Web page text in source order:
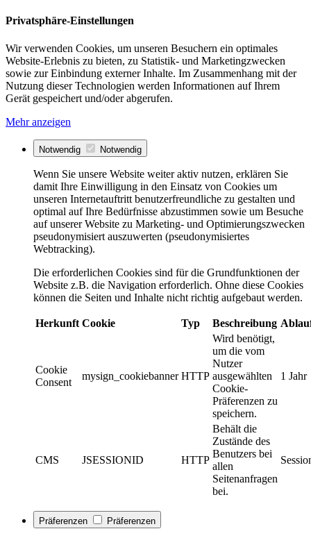
Privatsphäre-Einstellungen
Wir verwenden Cookies, um unseren Besuchern ein optimales
Website-Erlebnis zu bieten, zu Statistik- und Marketingzwecken
sowie zur Einbindung externer Inhalte. Im Zusammenhang mit der
Nutzung dieser Technologien werden Informationen auf Ihrem
Gerät gespeichert und/oder abgerufen.
Mehr anzeigen
Notwendig Notwendig
Wenn Sie unsere Website weiter aktiv nutzen, erklären Sie
damit Ihre Einwilligung in den Einsatz von Cookies um
unseren Internetauftritt benutzerfreundliche zu gestalten und
optimal auf Ihre Bedürfnisse abzustimmen sowie um Besuche
auf unserer Website zu Marketing- und Optimierungszwecken
pseudonymisiert auszuwerten (pseudonymisiertes
Webtracking).
Die erforderlichen Cookies sind für die Grundfunktionen der
Website z.B. die Navigation erforderlich. Ohne diese Cookies
können die Seiten und Inhalte nicht richtig aufgebaut werden.
Herkunft Cookie Typ Beschreibung
Cookie
Consent
mysign_cookiebanner HTTP
Wird benötigt,
um die vom
Nutzer
ausgewählten
Cookie-
Präferenzen zu
speichern.
1 Jahr
CMS JSESSIONID HTTP
Behält die
Zustände des
Benutzers bei
allen
Seitenanfragen
bei.
Präferenzen Präferenzen